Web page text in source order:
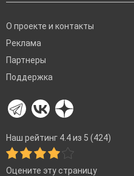
О проекте и контакты
Реклама
Партнеры
Поддержка
Наш рейтинг 4.4 из 5 (424)
Оцените эту страницу